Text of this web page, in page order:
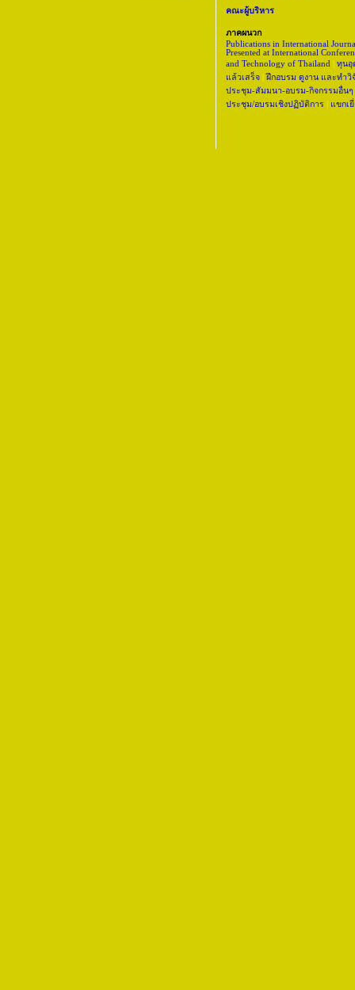
คณะผู้บริหาร
ภาคผนวก
Publications in International
Presented at International
and Technology of Thailand
ทุนอุ
แล้วเสร็จ
ฝึกอบรม ดูงาน และทำวิ
ประชุม-สัมมนา-อบรม-กิจกรรมอื่นๆ
ประชุม/อบรมเชิงปฏิบัติการ
แขกเ